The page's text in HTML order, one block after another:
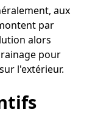
aux
par
alors
pour
l'extérieur.